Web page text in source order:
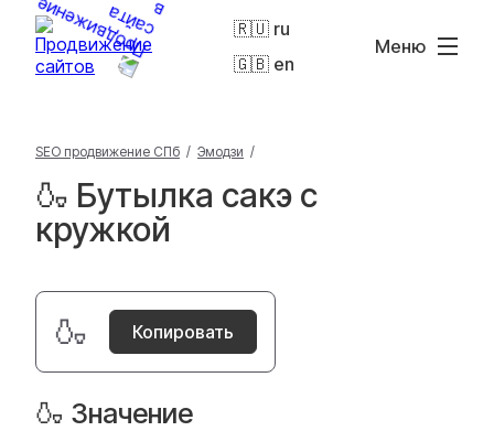
🇷🇺 ru
🇬🇧 en
Меню
SEO продвижение СПб / Эмодзи /
🍶 Бутылка сакэ с
кружкой
🍶 Копировать
🍶 Значение